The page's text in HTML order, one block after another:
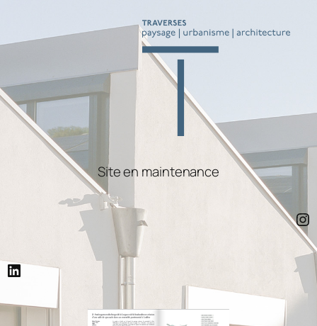
Site en maintenance
Instagram
LinkedIn